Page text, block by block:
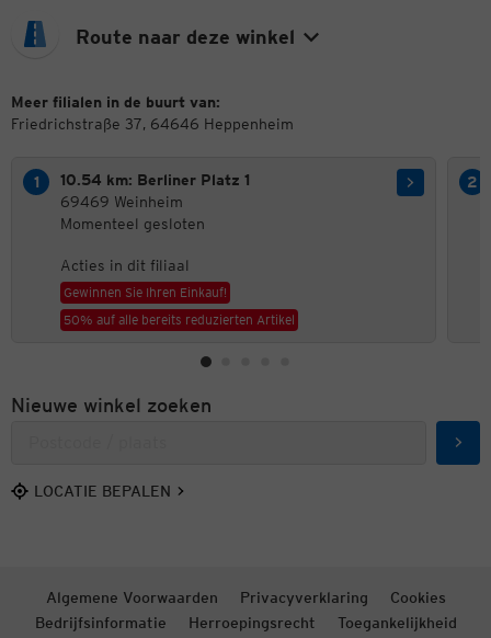
Route naar deze winkel
Meer filialen in de buurt van:
Friedrichstraße 37, 64646 Heppenheim
10.54 km: Berliner Platz 1
69469 Weinheim
Momenteel gesloten
Acties in dit filiaal
Gewinnen Sie Ihren Einkauf!
50% auf alle bereits reduzierten Artikel
Nieuwe winkel zoeken
LOCATIE BEPALEN
Algemene Voorwaarden Privacyverklaring
Cookies
Bedrijfsinformatie
Herroepingsrecht Toegankelijkheid